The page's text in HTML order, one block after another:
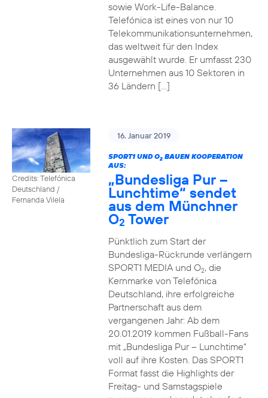
sowie Work-Life-Balance.
Telefónica ist eines von nur 10
Telekommunikationsunternehmen,
das weltweit für den Index
ausgewählt wurde. Er umfasst 230
Unternehmen aus 10 Sektoren in
36 Ländern […]
Credits: Telefónica
Deutschland /
Fernanda Vilela
16. Januar 2019
SPORT1 UND O2BAUEN KOOPERATION
AUS:
„Bundesliga Pur –
Lunchtime“ sendet
aus dem Münchner
O2 Tower
Pünktlich zum Start der
Bundesliga-Rückrunde verlängern
SPORT1 MEDIA und O2, die
Kernmarke von Telefónica
Deutschland, ihre erfolgreiche
Partnerschaft aus dem
vergangenen Jahr: Ab dem
20.01.2019 kommen Fußball-Fans
mit „Bundesliga Pur – Lunchtime“
voll auf ihre Kosten. Das SPORT1
Format fasst die Highlights der
Freitag- und Samstagspiele